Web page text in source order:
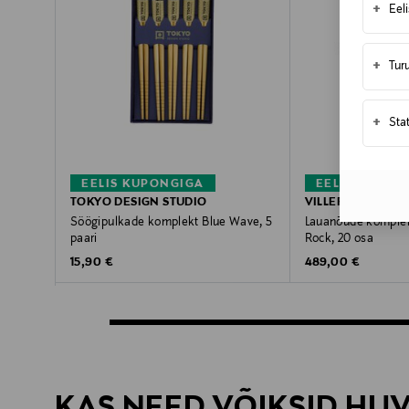
+
+
+
EELIS KUPONGIGA
TOKYO DESIGN STUDIO
Söögipulkade komplekt Blue Wave, 5
paari
Original Price
15,90 €
EELIS
VILLEROY & BOCH
Lauanõude
Rock, 20 osa
Original Price
489,00 €